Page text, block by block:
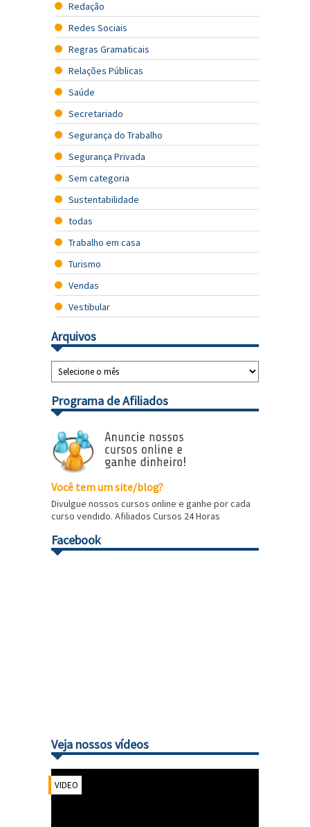
Redação
Redes Sociais
Regras Gramaticais
Relações Públicas
Saúde
Secretariado
Segurança do Trabalho
Segurança Privada
Sem categoria
Sustentabilidade
todas
Trabalho em casa
Turismo
Vendas
Vestibular
Arquivos
Programa de Afiliados
Você tem um site/blog?
Divulgue nossos cursos online e ganhe por cada
curso vendido. Afiliados Cursos 24 Horas
Facebook
Veja nossos vídeos
VIDEO